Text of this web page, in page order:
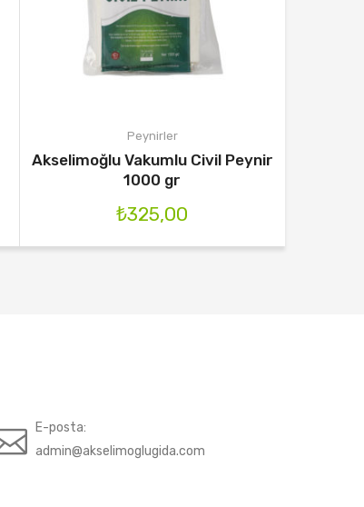
Peynirler
Akselimoğlu Vakumlu Civil Peynir
1000 gr
₺325,00
E-posta:
admin@akselimoglugida.com